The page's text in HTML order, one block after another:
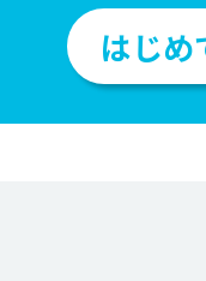
はじめ